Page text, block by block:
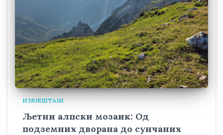
ИЗВЈЕШТАЈИ
Љетни алпски мозаик: Од
подземних дворана до сунчаних